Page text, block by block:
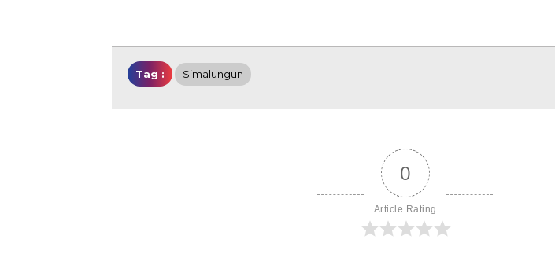
Tag : Simalungun
0
Article Rating